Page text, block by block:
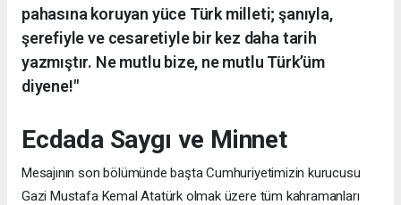
pahasına koruyan yüce Türk milleti; şanıyla,
şerefiyle ve cesaretiyle bir kez daha tarih
yazmıştır. Ne mutlu bize, ne mutlu Türk’üm
diyene!"
Ecdada Saygı ve Minnet
Mesajının son bölümünde başta Cumhuriyetimizin kurucusu
Gazi Mustafa Kemal Atatürk olmak üzere tüm kahramanları